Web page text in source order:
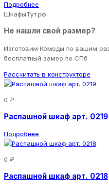
Подробнее
ШкафыТут.рф
Не нашли свой размер?
Изготовим Комоды по вашим
бесплатный замер по СПб
Рассчитать в конструкторе
0 ₽
Распашной шкаф арт. 0219
Подробнее
0 ₽
Распашной шкаф арт. 0218